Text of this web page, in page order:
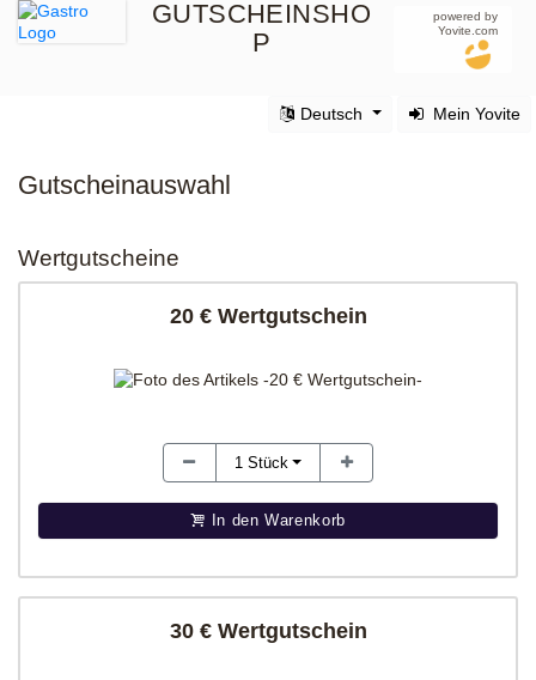
GUTSCHEINSHO
P
powered by
Yovite.com
Mein Yovite
Deutsch
Gutscheinauswahl
Wertgutscheine
20 € Wertgutschein
1 Stück
In den Warenkorb
30 € Wertgutschein